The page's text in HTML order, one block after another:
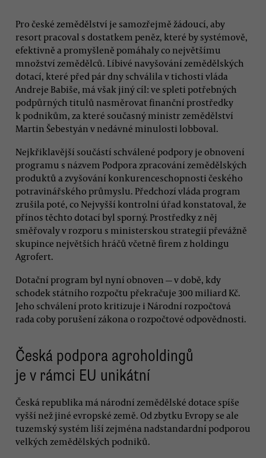
Pro české zemědělství je samozřejmě žádoucí, aby
resort pracoval s dostatkem peněz, které by systémově,
efektivně a promyšleně pomáhaly co největšímu
množství zemědělců. Líbivé navyšování zemědělských
dotací, které před pár dny schválila v tichosti vláda
Andreje Babiše, má však jiný cíl: ve spleti potřebných
podpůrných titulů nasměrovat finanční prostředky
k podnikům, za které současný ministr zemědělství
Martin Šebestyán v nedávné minulosti lobboval.
Nejkřiklavější součástí schválené podpory je obnovení
programu s názvem Podpora zpracování zemědělských
produktů a zvyšování konkurenceschopnosti českého
potravinářského průmyslu. Předchozí vláda program
zrušila poté, co Nejvyšší kontrolní úřad konstatoval, že
přínos těchto dotací byl sporný. Prostředky z něj
směřovaly v rozporu s ministerskou strategií převážně
skupince největších hráčů včetně firem z holdingu
Agrofert.
Dotační program byl nyní obnoven — v době, kdy
schodek státního rozpočtu překračuje 300 miliard Kč.
Jeho schválení proto kritizuje i Národní rozpočtová
rada coby porušení zákona o rozpočtové odpovědnosti.
Česká podpora agroholdingů
je v rámci EU unikátní
Česká republika má národní zemědělské dotace spíše
vyšší než jiné evropské země. Od zbytku Evropy se ale
tuzemský systém liší zejména nadstandardní podporou
velkých zemědělských podniků.